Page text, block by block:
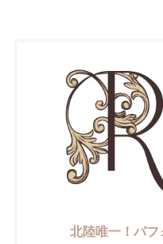
北陸唯一！パフ